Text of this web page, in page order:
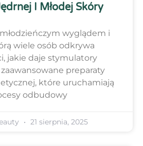
I Młodej Skóry
wyglądem i
wiele osób odkrywa
jakie daje stymulatory
preparaty
które uruchamiają
odbudowy
21 sierpnia, 2025